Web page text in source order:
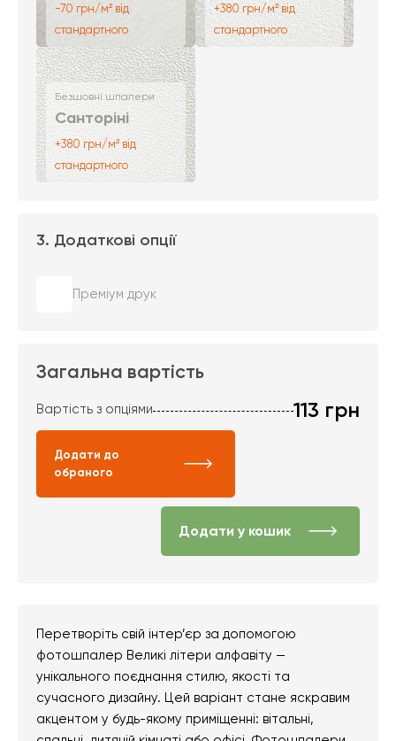
-70 грн/м² від
стандартного
+380 грн/м² від
стандартного
Безшовні шпалери
Санторіні
+380 грн/м² від
стандартного
3. Додаткові опції
Преміум друк
Загальна вартість
Вартість з опціями 113 грн
Додати до
обраного
Додати у кошик
Перетворіть свій інтер’єр за допомогою
фотошпалер Великі літери алфавіту —
унікального поєднання стилю, якості та
сучасного дизайну. Цей варіант стане яскравим
акцентом у будь-якому приміщенні: вітальні,